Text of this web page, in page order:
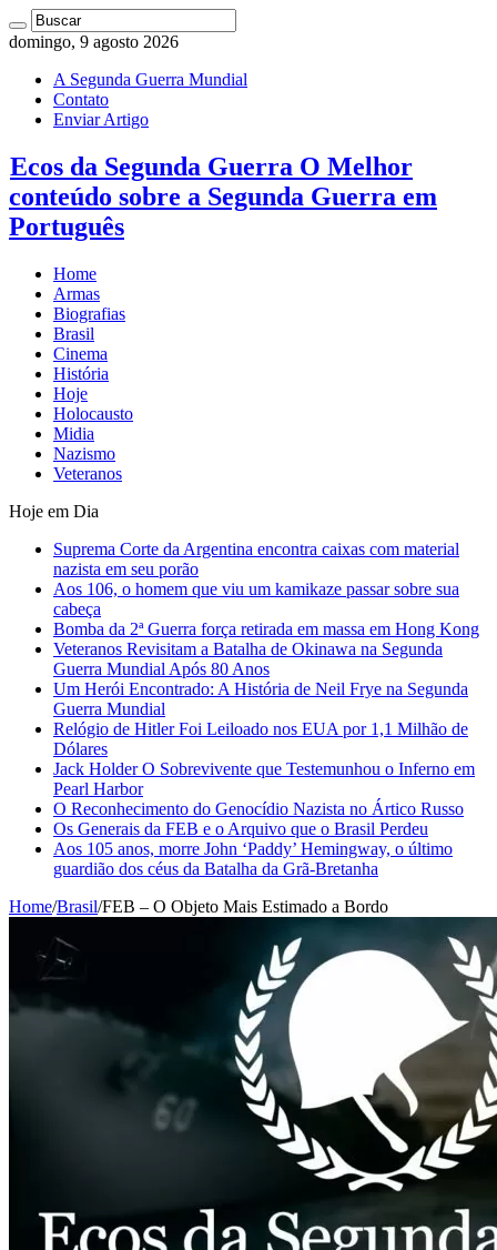
domingo, 9 agosto 2026
A Segunda Guerra Mundial
Contato
Enviar Artigo
Ecos da Segunda Guerra O Melhor
conteúdo sobre a Segunda Guerra em
Português
Home
Armas
Biografias
Brasil
Cinema
História
Hoje
Holocausto
Midia
Nazismo
Veteranos
Hoje em Dia
Suprema Corte da Argentina encontra caixas com material
nazista em seu porão
Aos 106, o homem que viu um kamikaze passar sobre sua
cabeça
Bomba da 2ª Guerra força retirada em massa em Hong Kong
Veteranos Revisitam a Batalha de Okinawa na Segunda
Guerra Mundial Após 80 Anos
Um Herói Encontrado: A História de Neil Frye na Segunda
Guerra Mundial
Relógio de Hitler Foi Leiloado nos EUA por 1,1 Milhão de
Dólares
Jack Holder O Sobrevivente que Testemunhou o Inferno em
Pearl Harbor
O Reconhecimento do Genocídio Nazista no Ártico Russo
Os Generais da FEB e o Arquivo que o Brasil Perdeu
Aos 105 anos, morre John ‘Paddy’ Hemingway, o último
guardião dos céus da Batalha da Grã-Bretanha
Home/Brasil/FEB – O Objeto Mais Estimado a Bordo